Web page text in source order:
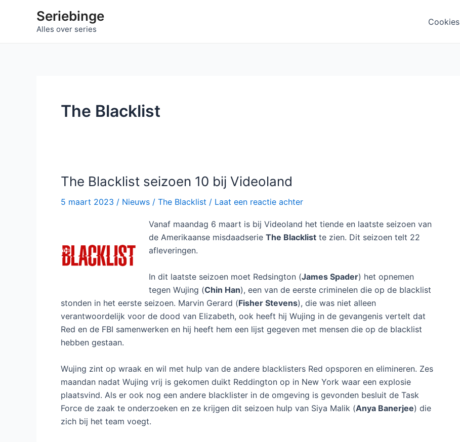
Seriebinge
Alles over series
Cookies
The Blacklist
The Blacklist seizoen 10 bij Videoland
5 maart 2023 / Nieuws / The Blacklist / Laat een reactie achter
Vanaf maandag 6 maart is bij Videoland het tiende en laatste seizoen van
de Amerikaanse misdaadserie The Blacklist te zien. Dit seizoen telt 22
afleveringen.
In dit laatste seizoen moet Redsington (James Spader) het opnemen
tegen Wujing (Chin Han), een van de eerste criminelen die op de blacklist
stonden in het eerste seizoen. Marvin Gerard (Fisher Stevens), die was niet alleen
verantwoordelijk voor de dood van Elizabeth, ook heeft hij Wujing in de gevangenis vertelt dat
Red en de FBI samenwerken en hij heeft hem een lijst gegeven met mensen die op de blacklist
hebben gestaan.
Wujing zint op wraak en wil met hulp van de andere blacklisters Red opsporen en elimineren. Zes
maandan nadat Wujing vrij is gekomen duikt Reddington op in New York waar een explosie
plaatsvind. Als er ook nog een andere blacklister in de omgeving is gevonden besluit de Task
Force de zaak te onderzoeken en ze krijgen dit seizoen hulp van Siya Malik (Anya Banerjee) die
zich bij het team voegt.